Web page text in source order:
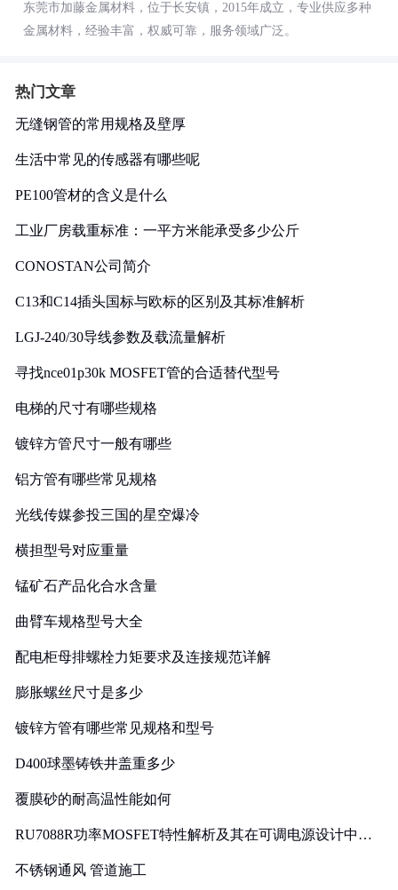
东莞市加藤金属材料，位于长安镇，2015年成立，专业供应多种
金属材料，经验丰富，权威可靠，服务领域广泛。
热门文章
无缝钢管的常用规格及壁厚
生活中常见的传感器有哪些呢
PE100管材的含义是什么
工业厂房载重标准：一平方米能承受多少公斤
CONOSTAN公司简介
C13和C14插头国标与欧标的区别及其标准解析
LGJ-240/30导线参数及载流量解析
寻找nce01p30k MOSFET管的合适替代型号
电梯的尺寸有哪些规格
镀锌方管尺寸一般有哪些
铝方管有哪些常见规格
光线传媒参投三国的星空爆冷
横担型号对应重量
锰矿石产品化合水含量
曲臂车规格型号大全
配电柜母排螺栓力矩要求及连接规范详解
膨胀螺丝尺寸是多少
镀锌方管有哪些常见规格和型号
D400球墨铸铁井盖重多少
覆膜砂的耐高温性能如何
RU7088R功率MOSFET特性解析及其在可调电源设计中的
不锈钢通风 管道施工